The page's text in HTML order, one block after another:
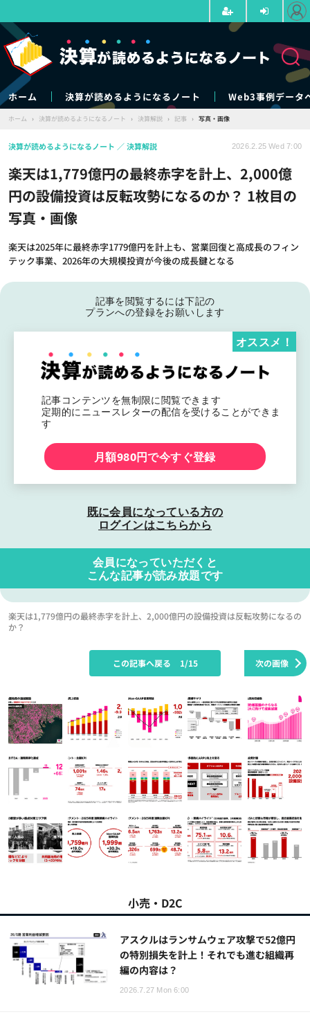
ホーム 決算が読めるようになるノート Web3事例データ
ホーム › 決算が読めるようになるノート › 決算解説 › 記事 › 写真・画像
楽天は1,779億円の最終赤字を計上、2,000億
円の設備投資は反転攻勢になるのか？ 1枚目の
写真・画像
楽天は2025年に最終赤字1779億円を計上も、営業回復と高成長のフィン
テック事業、2026年の大規模投資が今後の成長鍵となる
決算が読めるようになるノート 決算解説 2026.2.25 Wed 7:00
記事を閲覧するには下記の
プランへの登録をお願いします
記事コンテンツを無制限に閲覧できます
定期的にニュースレターの配信を受けることができま
す
オススメ！
月額980円で今すぐ登録
既に会員になっている方の
ログインはこちらから
会員になっていただくと
こんな記事が読み放題です
楽天は1,779億円の最終赤字を計上、2,000億円の設備投資は反転攻勢になるの
か？
次の画像
この記事へ戻る 1/15
小売・D2C
アスクルはランサムウェア攻撃で52億円
の特別損失を計上！それでも進む組織再
編の内容は？
2026.7.27 Mon 6:00